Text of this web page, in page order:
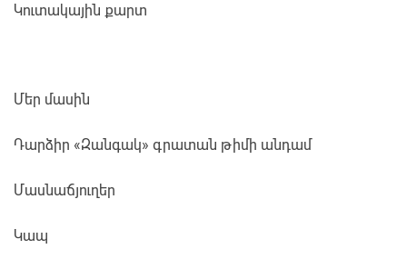
Կուտակային քարտ
Մեր մասին
Դարձիր «Զանգակ» գրատան թիմի անդամ
Մասնաճյուղեր
Կապ